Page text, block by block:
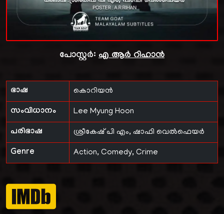
പോസ്റ്റർ: എ ആർ റിഹാൻ
ഭാഷ കൊറിയൻ
സംവിധാനം Lee Myung Hoon
പരിഭാഷ ശ്രീകേഷ് പി എം, ഷാഫി വെൽഫെയർ
Genre Action, Comedy, Crime